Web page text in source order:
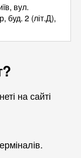
вул.
буд. 2 (літ.Д),
на сайті